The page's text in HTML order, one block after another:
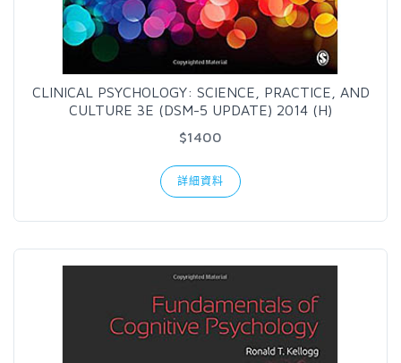
CLINICAL PSYCHOLOGY: SCIENCE, PRACTICE, AND
CULTURE 3E (DSM-5 UPDATE) 2014 (H)
$1400
詳細資料